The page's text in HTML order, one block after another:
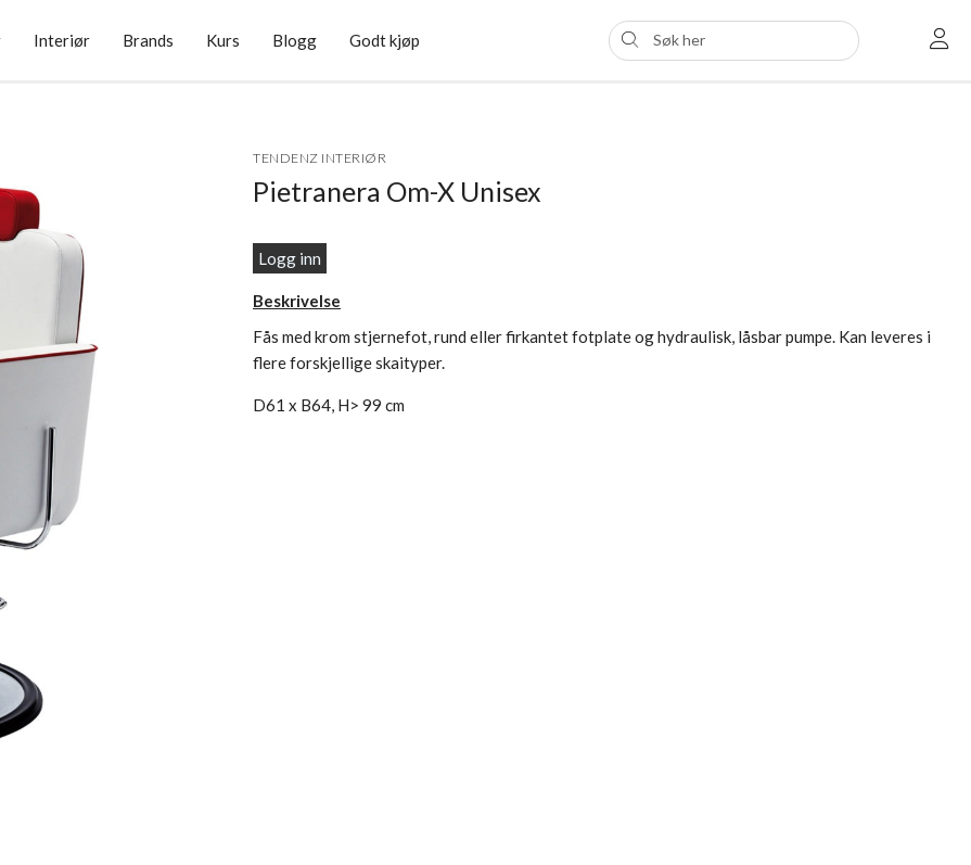
Interiør Brands Kurs Blogg Godt kjøp
TENDENZ INTERIØR
Pietranera Om-X Unisex
Logg inn
Beskrivelse
Fås med krom stjernefot, rund eller firkantet fotplate og hydraulisk, låsbar pumpe. Kan leveres i
flere forskjellige skaityper.
D61 x B64, H> 99 cm